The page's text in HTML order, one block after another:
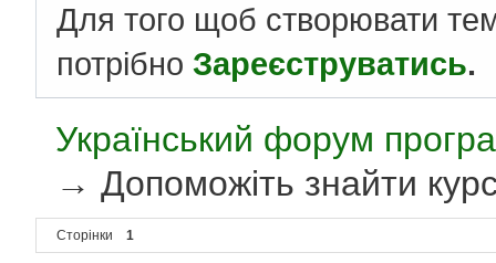
Для того щоб створювати
потрібно Зареєструватись.
Український форум
→Допоможіть знайти
Сторінки 1